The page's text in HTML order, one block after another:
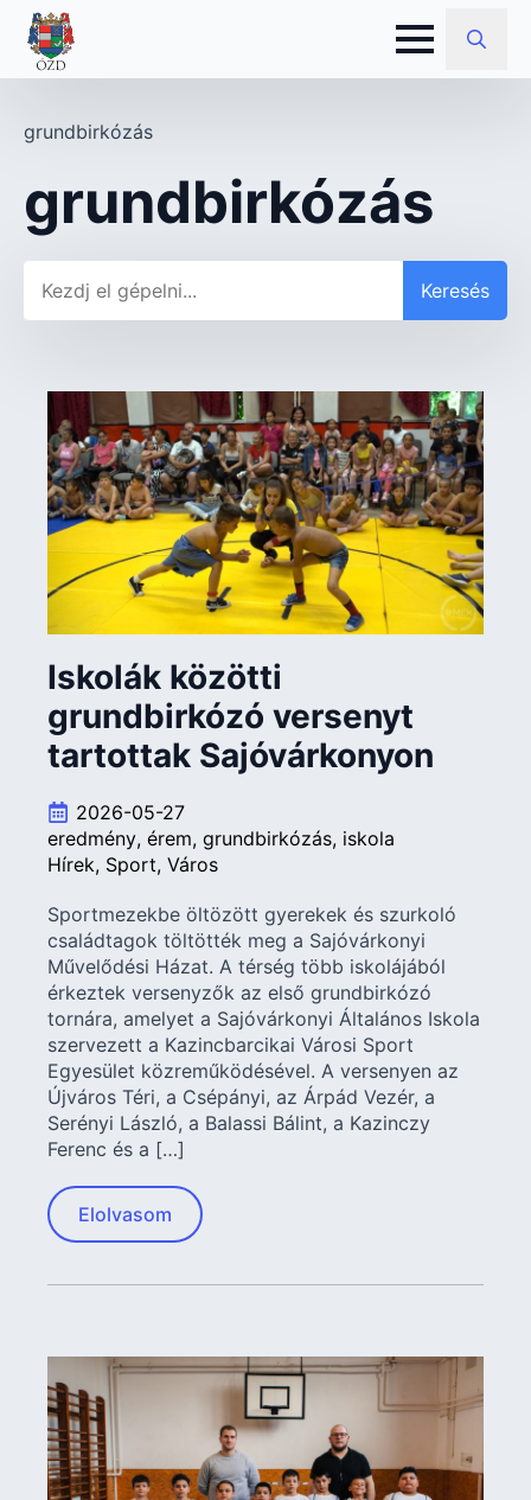
Search
grundbirkózás
grundbirkózás
Keresés
Iskolák közötti
grundbirkózó versenyt
tartottak Sajóvárkonyon
2026-05-27
eredmény érem grundbirkózás iskola
Hírek Sport Város
Sportmezekbe öltözött gyerekek és szurkoló
családtagok töltötték meg a Sajóvárkonyi
Művelődési Házat. A térség több iskolájából
érkeztek versenyzők az első grundbirkózó
tornára, amelyet a Sajóvárkonyi Általános Iskola
szervezett a Kazincbarcikai Városi Sport
Egyesület közreműködésével. A versenyen az
Újváros Téri, a Csépányi, az Árpád Vezér, a
Serényi László, a Balassi Bálint, a Kazinczy
Ferenc és a […]
Elolvasom